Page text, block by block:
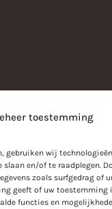
toestemming
gebruiken wij
en/of te raadplegen.
zoals surfgedrag of
geeft of uw
functies en